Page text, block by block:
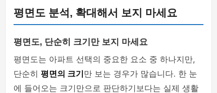
평면도 분석, 확대해서 보지 마세요
평면도, 단순히 크기만 보지 마세요
평면도는 아파트 선택의 중요한 요소 중 하나지만,
단순히 평면의 크기 만 보는 경우가 많습니다. 한 눈
에 들어오는 크기만으로 판단하기보다는 실제 생활